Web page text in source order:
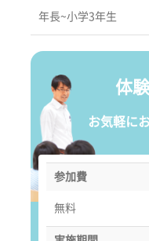
年長~小学3年生
体
お気軽に
参加費
無料